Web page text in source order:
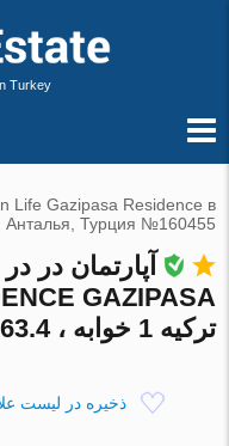
Turkey
Life Gazipasa Residence в
Анталья, Турция №160455
ترکیه 1 خوابه ، 63.4 متر مربع. شماره 160710
ذخیره در لیست